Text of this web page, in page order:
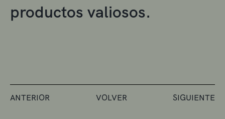
productos valiosos.
ANTERIOR VOLVER SIGUIENTE